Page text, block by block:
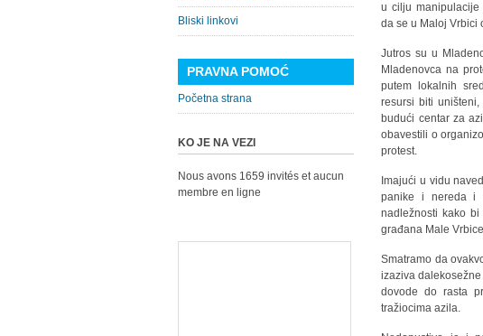
u cilju manipulacije
da se u Maloj Vrbici
Jutros su u
Mladenovca na
putem lokalnih
resursi biti
budući centar za
obavestili o
protest.
Imajući u vidu
panike i nereda i
nadležnosti kako
građana Male
Smatramo da
izaziva
dovode do rasta
tražiocima azila.
Bliski linkovi
PRAVNA POMOĆ
Početna strana
KO JE NA VEZI
Nous avons 1659 invités et aucun
membre en ligne